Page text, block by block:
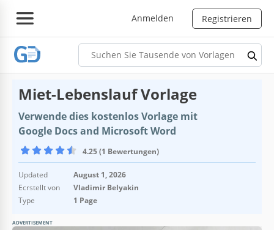
Anmelden Registrieren
Miet-Lebenslauf Vorlage
Verwende dies kostenlos Vorlage mit
Google Docs and Microsoft Word
4.25 (1 Bewertungen)
Updated
August 1, 2026
Ecrstellt von
Vladimir Belyakin
Type
1 Page
ADVERTISEMENT